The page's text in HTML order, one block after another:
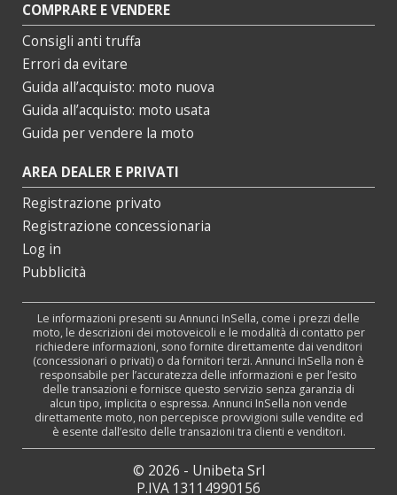
COMPRARE E VENDERE
Consigli anti truffa
Errori da evitare
Guida all’acquisto: moto nuova
Guida all’acquisto: moto usata
Guida per vendere la moto
AREA DEALER E PRIVATI
Registrazione privato
Registrazione concessionaria
Log in
Pubblicità
Le informazioni presenti su Annunci InSella, come i prezzi delle
moto, le descrizioni dei motoveicoli e le modalità di contatto per
richiedere informazioni, sono fornite direttamente dai venditori
(concessionari o privati) o da fornitori terzi. Annunci InSella non è
responsabile per l’accuratezza delle informazioni e per l’esito
delle transazioni e fornisce questo servizio senza garanzia di
alcun tipo, implicita o espressa. Annunci InSella non vende
direttamente moto, non percepisce provvigioni sulle vendite ed
è esente dall’esito delle transazioni tra clienti e venditori.
© 2026 - Unibeta Srl
P.IVA 13114990156